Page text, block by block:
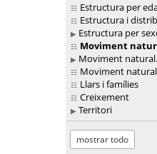
Estructura per
Estructura i
Estructura per
Moviment
Moviment
Moviment
Llars i famílies
Creixement
Territori
mostrar todo